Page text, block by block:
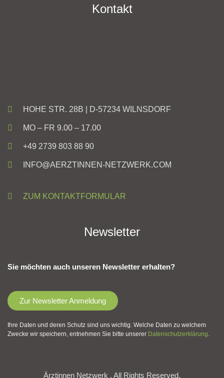
Kontakt
HOHE STR. 28B | D-57234 WILNSDORF
MO – FR 9.00 – 17.00
+49 2739 803 88 90
INFO@AERZTINNEN-NETZWERK.COM
ZUM KONTAKTFORMULAR
Newsletter
Sie möchten auch unseren Newsletter erhalten?
Zur Newsletter Anmeldung
Ihre Daten und deren Schutz sind uns wichtig. Welche Daten zu welchem
Zwecke wir speichern, entnehmen Sie bitte unserer Datenschutzerklärung.
Ärztinnen Netzwerk . All Rights Reserved.